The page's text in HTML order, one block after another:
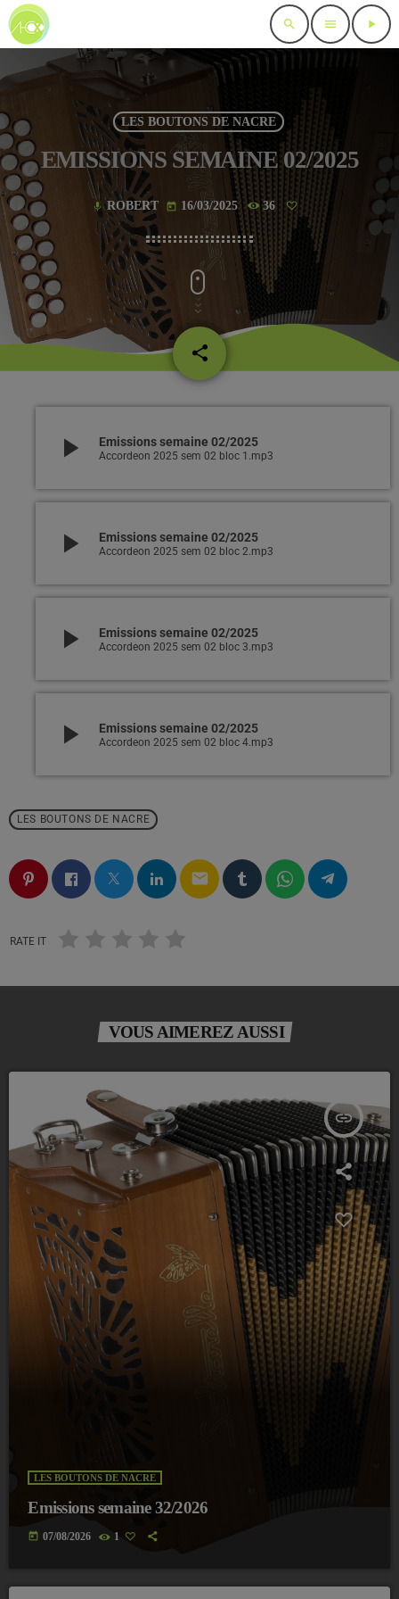
search menu play_arrow
LES BOUTONS DE NACRE
EMISSIONS SEMAINE 02/2025
mic ROBERT today 16/03/2025 36
share
email
play_arrow Emissions semaine 02/2025
Accordeon 2025 sem 02 bloc 1.mp3
play_arrow Emissions semaine 02/2025
Accordeon 2025 sem 02 bloc 2.mp3
play_arrow Emissions semaine 02/2025
Accordeon 2025 sem 02 bloc 3.mp3
play_arrow Emissions semaine 02/2025
Accordeon 2025 sem 02 bloc 4.mp3
LES BOUTONS DE NACRE
email
RATE IT
VOUS AIMEREZ AUSSI
insert_link
LES BOUTONS DE NACRE
Emissions semaine 32/2026
today 07/08/2026 1